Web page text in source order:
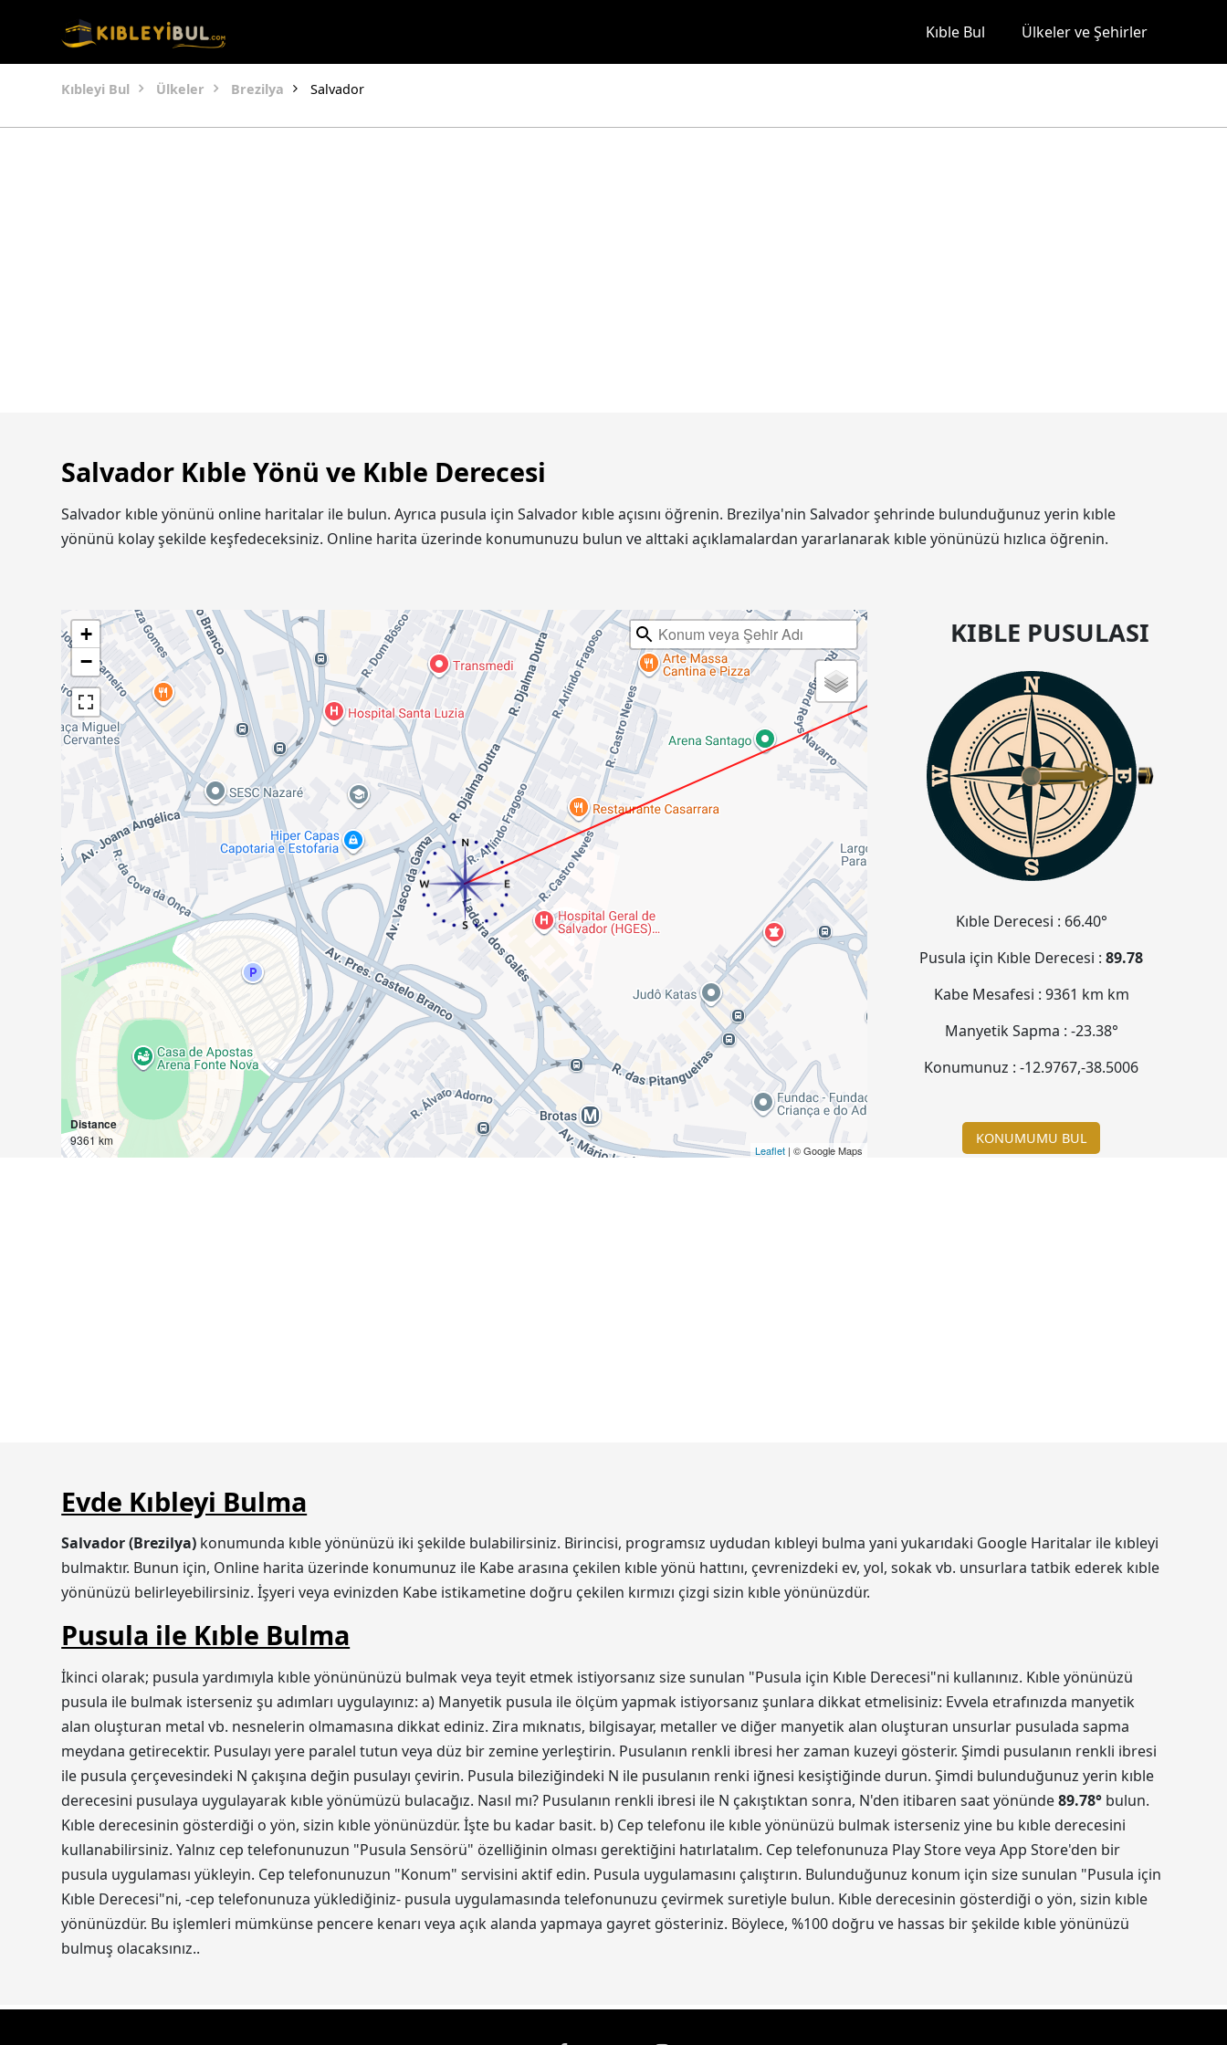
Kıble Bul Ülkeler ve Şehirler
Kıbleyi Bul Ülkeler Brezilya Salvador
Salvador Kıble Yönü ve Kıble Derecesi
Salvador kıble yönünü online haritalar ile bulun. Ayrıca pusula için Salvador kıble açısını öğrenin. Brezilya'nin Salvador şehrinde bulunduğunuz yerin kıble
yönünü kolay şekilde keşfedeceksiniz. Online harita üzerinde konumunuzu bulun ve alttaki açıklamalardan yararlanarak kıble yönünüzü hızlıca öğrenin.
+
−
Distance
9361 km
Leaflet | © Google Maps
KIBLE PUSULASI
Kıble Derecesi : 66.40°
Pusula için Kıble Derecesi :89.78
Kabe Mesafesi : 9361 km km
Manyetik Sapma : -23.38°
Konumunuz :-12.9767,-38.5006
KONUMUMU BUL
Evde Kıbleyi Bulma
Salvador (Brezilya) konumunda kıble yönünüzü iki şekilde bulabilirsiniz. Birincisi, programsız uydudan kıbleyi bulma yani yukarıdaki Google Haritalar ile kıbleyi
bulmaktır. Bunun için, Online harita üzerinde konumunuz ile Kabe arasına çekilen kıble yönü hattını, çevrenizdeki ev, yol, sokak vb. unsurlara tatbik ederek kıble
yönünüzü belirleyebilirsiniz. İşyeri veya evinizden Kabe istikametine doğru çekilen kırmızı çizgi sizin kıble yönünüzdür.
Pusula ile Kıble Bulma
İkinci olarak; pusula yardımıyla kıble yönününüzü bulmak veya teyit etmek istiyorsanız size sunulan "Pusula için Kıble Derecesi"ni kullanınız. Kıble yönünüzü
pusula ile bulmak isterseniz şu adımları uygulayınız: a) Manyetik pusula ile ölçüm yapmak istiyorsanız şunlara dikkat etmelisiniz: Evvela etrafınızda manyetik
alan oluşturan metal vb. nesnelerin olmamasına dikkat ediniz. Zira mıknatıs, bilgisayar, metaller ve diğer manyetik alan oluşturan unsurlar pusulada sapma
meydana getirecektir. Pusulayı yere paralel tutun veya düz bir zemine yerleştirin. Pusulanın renkli ibresi her zaman kuzeyi gösterir. Şimdi pusulanın renkli ibresi
ile pusula çerçevesindeki N çakışına değin pusulayı çevirin. Pusula bileziğindeki N ile pusulanın renki iğnesi kesiştiğinde durun. Şimdi bulunduğunuz yerin kıble
derecesini pusulaya uygulayarak kıble yönümüzü bulacağız. Nasıl mı? Pusulanın renkli ibresi ile N çakıştıktan sonra, N'den itibaren saat yönünde89.78° bulun.
Kıble derecesinin gösterdiği o yön, sizin kıble yönünüzdür. İşte bu kadar basit. b) Cep telefonu ile kıble yönünüzü bulmak isterseniz yine bu kıble derecesini
kullanabilirsiniz. Yalnız cep telefonunuzun "Pusula Sensörü" özelliğinin olması gerektiğini hatırlatalım. Cep telefonunuza Play Store veya App Store'den bir
pusula uygulaması yükleyin. Cep telefonunuzun "Konum" servisini aktif edin. Pusula uygulamasını çalıştırın. Bulunduğunuz konum için size sunulan "Pusula için
Kıble Derecesi"ni, -cep telefonunuza yüklediğiniz- pusula uygulamasında telefonunuzu çevirmek suretiyle bulun. Kıble derecesinin gösterdiği o yön, sizin kıble
yönünüzdür. Bu işlemleri mümkünse pencere kenarı veya açık alanda yapmaya gayret gösteriniz. Böylece, %100 doğru ve hassas bir şekilde kıble yönünüzü
bulmuş olacaksınız..